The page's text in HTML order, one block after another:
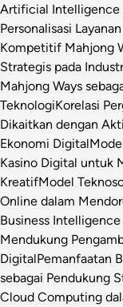
Artificial Intelligence
Personalisasi
Kompetitif Mahjong
Strategis pada
Mahjong Ways
TeknologiKorelasi
Dikaitkan dengan
Ekonomi Digital
Kasino Digital untuk
KreatifModel
Online dalam
Business
Mendukung
DigitalPemanfaatan
sebagai Pendukung
Cloud Computing